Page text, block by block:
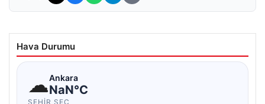
Hava Durumu
☁Ankara
NaN°C
ŞEHIR SEÇ